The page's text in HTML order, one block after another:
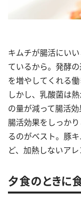
キムチが腸活にい
ているから。発酵
を増やしてくれる働
しかし、乳酸菌は
の量が減って腸活効
腸活効果をしっか
るのがベスト。豚
ど、加熱しないア
夕食のときに